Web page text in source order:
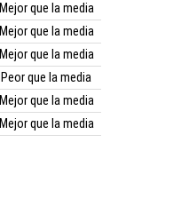
Mejor que la media
Mejor que la media
Mejor que la media
Peor que la media
Mejor que la media
Mejor que la media